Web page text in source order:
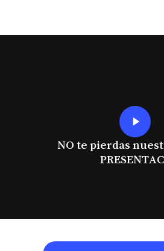
Play
Video
NO te pierdas